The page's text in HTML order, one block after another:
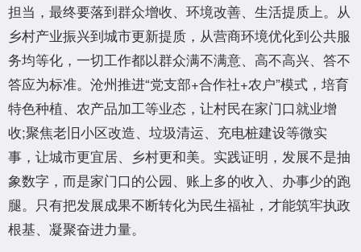
担当，最终要落到群众增收、环境改善、生活提质上。从
乡村产业振兴到城市更新提质，从营商环境优化到公共服
务均等化，一切工作都以群众满不满意、高不高兴、答不
答应为标准。沧州推进“党支部+合作社+农户”模式，培育
特色种植、农产品加工等业态，让村民在家门口就业增
收;聚焦老旧小区改造、垃圾清运、充电桩建设等微实
事，让城市更宜居、乡村更和美。实践证明，发展不是抽
象数字，而是家门口的公园、账上多的收入、办事少的跑
腿。只有把发展成果不断转化为民生福祉，才能筑牢执政
根基、凝聚奋进力量。